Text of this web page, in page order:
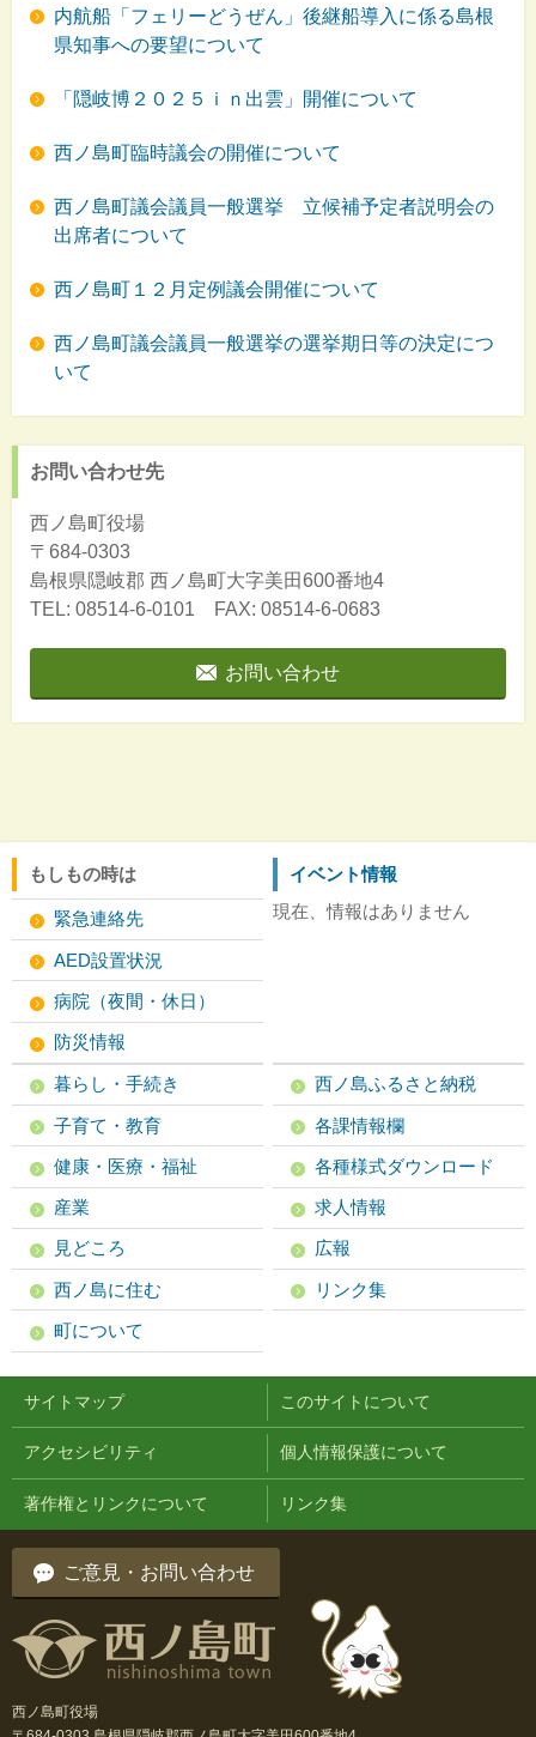
内航船「フェリーどうぜん」後継船導入に係る島根
県知事への要望について
「隠岐博２０２５ｉｎ出雲」開催について
西ノ島町臨時議会の開催について
西ノ島町議会議員一般選挙 立候補予定者説明会の
出席者について
西ノ島町１２月定例議会開催について
西ノ島町議会議員一般選挙の選挙期日等の決定につ
いて
お問い合わせ先
西ノ島町役場
〒684-0303
島根県隠岐郡 西ノ島町大字美田600番地4
TEL: 08514-6-0101 FAX: 08514-6-0683
お問い合わせ
もしもの時は
緊急連絡先
AED設置状況
病院（夜間・休日）
防災情報
イベント情報
現在、情報はありません
暮らし・手続き
子育て・教育
健康・医療・福祉
産業
見どころ
西ノ島に住む
町について
西ノ島ふるさと納税
各課情報欄
各種様式ダウンロード
求人情報
広報
リンク集
サイトマップ このサイトについて
アクセシビリティ 個人情報保護について
著作権とリンクについて リンク集
ご意見・お問い合わせ
西ノ島町役場